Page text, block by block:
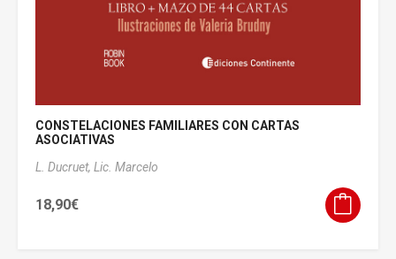
CONSTELACIONES FAMILIARES CON CARTAS
ASOCIATIVAS
L. Ducruet, Lic. Marcelo
18,90€